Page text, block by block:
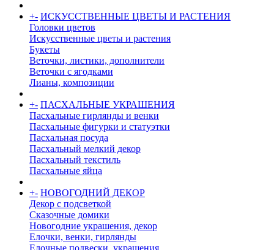
+- ИСКУССТВЕННЫЕ ЦВЕТЫ И РАСТЕНИЯ
Головки цветов
Искусственные цветы и растения
Букеты
Веточки, листики, дополнители
Веточки с ягодками
Лианы, композиции
+- ПАСХАЛЬНЫЕ УКРАШЕНИЯ
Пасхальные гирлянды и венки
Пасхальные фигурки и статуэтки
Пасхальная посуда
Пасхальный мелкий декор
Пасхальный текстиль
Пасхальные яйца
+- НОВОГОДНИЙ ДЕКОР
Декор с подсветкой
Сказочные домики
Новогодние украшения, декор
Елочки, венки, гирлянды
Елочные подвески, украшения